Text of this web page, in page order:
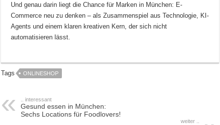
Und genau darin liegt die Chance für Marken in München: E-
Commerce neu zu denken – als Zusammenspiel aus Technologie, KI-
Agents und einem klaren kreativen Kern, der sich nicht
automatisieren lässt.
Tags ONLINESHOP
.. interessant
Gesund essen in München:
Sechs Locations für Foodlovers!
weiter ..